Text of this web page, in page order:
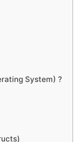
System) ?